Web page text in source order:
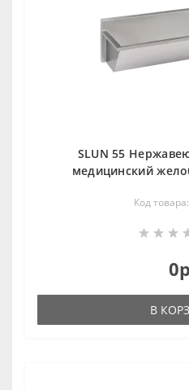
SLUN 55
медицинский
Код
В